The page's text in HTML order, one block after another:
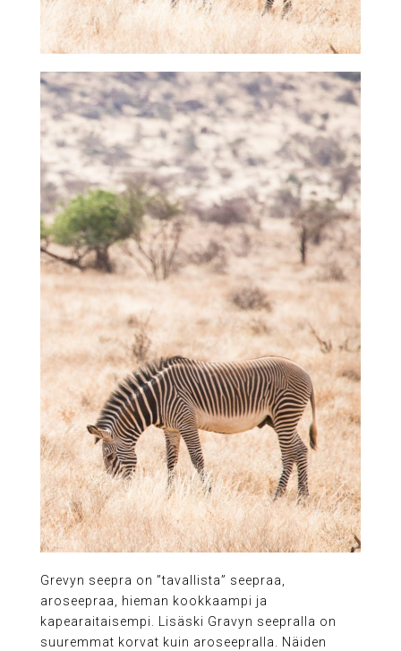
Grevyn seepra on ”tavallista” seepraa,
aroseepraa, hieman kookkaampi ja
kapearaitaisempi. Lisäski Gravyn seepralla on
suuremmat korvat kuin aroseepralla. Näiden